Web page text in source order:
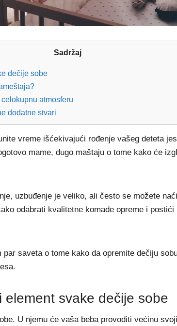
Sadržaj
dečije sobe
atmosferu
dodatne stvari
vreme išćekivajući rođenje vašeg deteta
mame, dugo maštaju o tome kako će
uzbuđenje je veliko, ali često se možete
odabrati kvalitetne komade opreme i postići
saveta o tome kako da opremite dečiju
element svake dečije sobe
U njemu će vaša beba provoditi većinu